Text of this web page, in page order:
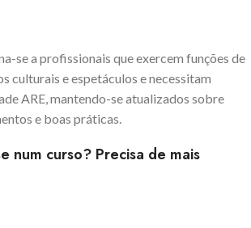
se a profissionais que exercem funções de
culturais e espetáculos e necessitam
ARE, mantendo-se atualizados sobre
e boas práticas.
num curso? Precisa de mais